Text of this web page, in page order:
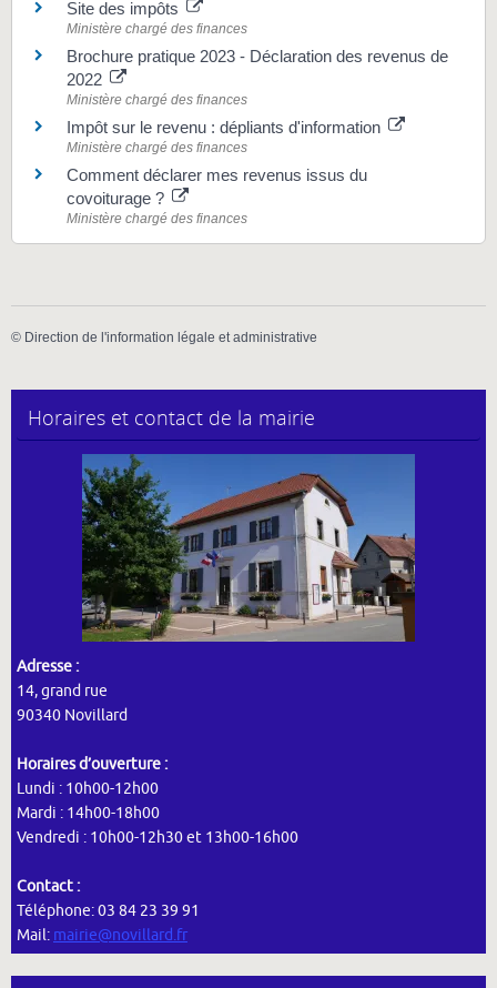
Site des impôts
Ministère chargé des finances
Brochure pratique 2023 - Déclaration des revenus de
2022
Ministère chargé des finances
Impôt sur le revenu : dépliants d'information
Ministère chargé des finances
Comment déclarer mes revenus issus du
covoiturage ?
Ministère chargé des finances
© Direction de l'information légale et administrative
Horaires et contact de la mairie
Adresse :
14, grand rue
90340 Novillard
Horaires d’ouverture :
Lundi : 10h00-12h00
Mardi : 14h00-18h00
Vendredi : 10h00-12h30 et 13h00-16h00
Contact :
Téléphone: 03 84 23 39 91
Mail: mairie@novillard.fr